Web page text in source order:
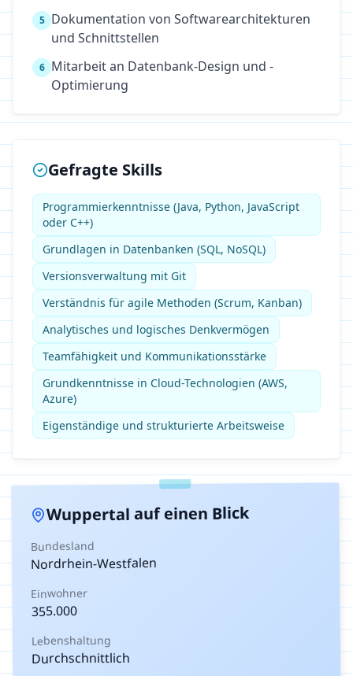
5 Dokumentation von Softwarearchitekturen
und Schnittstellen
6 Mitarbeit an Datenbank-Design und -
Optimierung
Gefragte Skills
Programmierkenntnisse (Java, Python, JavaScript
oder C++)
Grundlagen in Datenbanken (SQL, NoSQL)
Versionsverwaltung mit Git
Verständnis für agile Methoden (Scrum, Kanban)
Analytisches und logisches Denkvermögen
Teamfähigkeit und Kommunikationsstärke
Grundkenntnisse in Cloud-Technologien (AWS,
Azure)
Eigenständige und strukturierte Arbeitsweise
Wuppertal auf einen Blick
Bundesland
Nordrhein-Westfalen
Einwohner
355.000
Lebenshaltung
Durchschnittlich